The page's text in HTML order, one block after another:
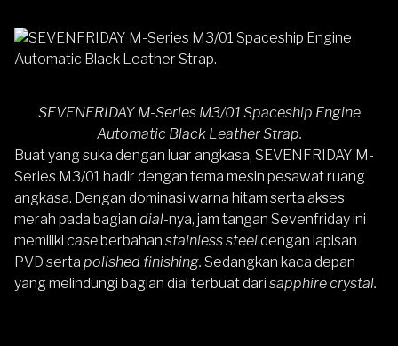
SEVENFRIDAY M-Series M3/01 Spaceship Engine
Automatic Black Leather Strap.
Buat yang suka dengan luar angkasa, SEVENFRIDAY M-
Series M3/01 hadir dengan tema mesin pesawat ruang
angkasa. Dengan dominasi warna hitam serta akses
merah pada bagian dial-nya, jam tangan Sevenfriday ini
memiliki caseberbahan stainless steeldengan lapisan
PVD serta polished finishing. Sedangkan kaca depan
yang melindungi bagian dial terbuat dari sapphire crystal.